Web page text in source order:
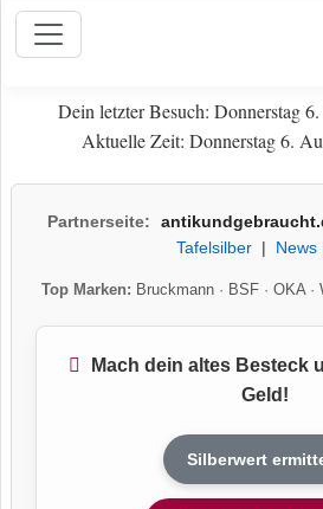
Dein letzter Besuch: Donnerstag
Aktuelle Zeit: Donnerstag 6.
Partnerseite:
Tafelsilber| News
Top Marken: Bruckmann· BSF· OKA·
Mach dein altes Besteck
Geld!
Silberwert